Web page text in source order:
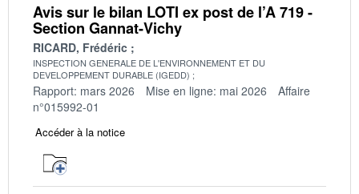
Avis sur le bilan LOTI ex post de l’A 719 -
Section Gannat-Vichy
RICARD, Frédéric
INSPECTION GENERALE DE L'ENVIRONNEMENT ET DU
DEVELOPPEMENT DURABLE (IGEDD)
Rapport: mars 2026 Mise en ligne: mai 2026
Affaire
n°015992-01
Accéder à la notice